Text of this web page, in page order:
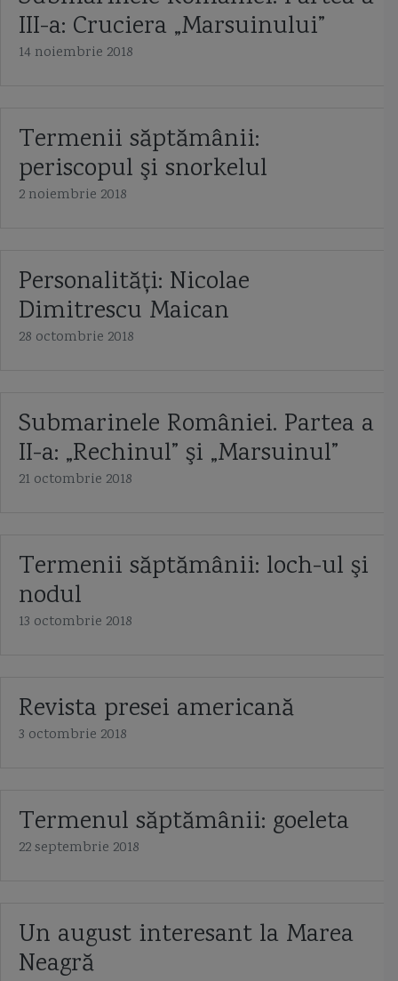
III-a: Cruciera „Marsuinului”
14 noiembrie 2018
Termenii săptămânii:
periscopul şi snorkelul
2 noiembrie 2018
Personalităţi: Nicolae
Dimitrescu Maican
28 octombrie 2018
Submarinele României. Partea a
II-a: „Rechinul” şi „Marsuinul”
21 octombrie 2018
Termenii săptămânii: loch-ul şi
nodul
13 octombrie 2018
Revista presei americană
3 octombrie 2018
Termenul săptămânii: goeleta
22 septembrie 2018
Un august interesant la Marea
Neagră